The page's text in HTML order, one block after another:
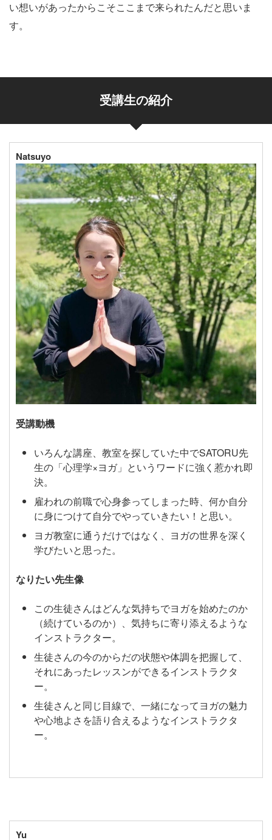
い想いがあったからこそここまで来られたんだと思いま
す。
受講生の紹介
Natsuyo
受講動機
いろんな講座、教室を探していた中でSATORU先
生の「心理学×ヨガ」というワードに強く惹かれ即
決。
雇われの前職で心身参ってしまった時、何か自分
に身につけて自分でやっていきたい！と思い。
ヨガ教室に通うだけではなく、ヨガの世界を深く
学びたいと思った。
なりたい先生像
この生徒さんはどんな気持ちでヨガを始めたのか
（続けているのか）、気持ちに寄り添えるような
インストラクター。
生徒さんの今のからだの状態や体調を把握して、
それにあったレッスンができるインストラクタ
ー。
生徒さんと同じ目線で、一緒になってヨガの魅力
や心地よさを語り合えるようなインストラクタ
ー。
Yu